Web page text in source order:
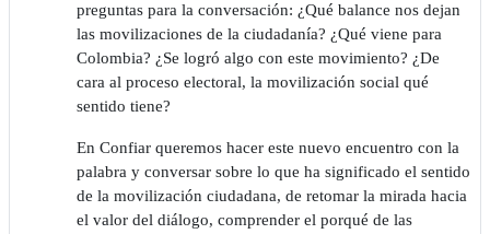
preguntas para la conversación: ¿Qué balance nos dejan
las movilizaciones de la ciudadanía? ¿Qué viene para
Colombia? ¿Se logró algo con este movimiento? ¿De
cara al proceso electoral, la movilización social qué
sentido tiene?
En Confiar queremos hacer este nuevo encuentro con la
palabra y conversar sobre lo que ha significado el sentido
de la movilización ciudadana, de retomar la mirada hacia
el valor del diálogo, comprender el porqué de las